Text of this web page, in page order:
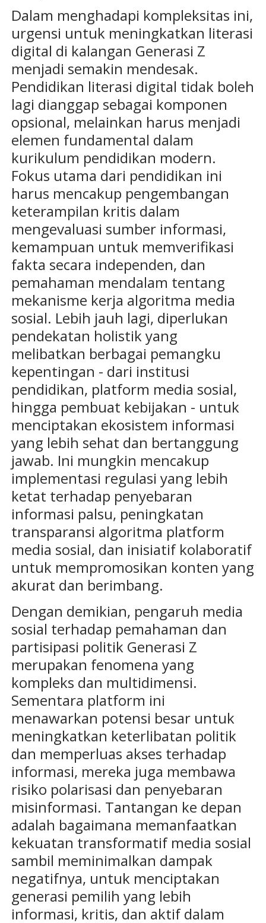
Dalam menghadapi kompleksitas ini,
urgensi untuk meningkatkan literasi
digital di kalangan Generasi Z
menjadi semakin mendesak.
Pendidikan literasi digital tidak boleh
lagi dianggap sebagai komponen
opsional, melainkan harus menjadi
elemen fundamental dalam
kurikulum pendidikan modern.
Fokus utama dari pendidikan ini
harus mencakup pengembangan
keterampilan kritis dalam
mengevaluasi sumber informasi,
kemampuan untuk memverifikasi
fakta secara independen, dan
pemahaman mendalam tentang
mekanisme kerja algoritma media
sosial. Lebih jauh lagi, diperlukan
pendekatan holistik yang
melibatkan berbagai pemangku
kepentingan - dari institusi
pendidikan, platform media sosial,
hingga pembuat kebijakan - untuk
menciptakan ekosistem informasi
yang lebih sehat dan bertanggung
jawab. Ini mungkin mencakup
implementasi regulasi yang lebih
ketat terhadap penyebaran
informasi palsu, peningkatan
transparansi algoritma platform
media sosial, dan inisiatif kolaboratif
untuk mempromosikan konten yang
akurat dan berimbang.
Dengan demikian, pengaruh media
sosial terhadap pemahaman dan
partisipasi politik Generasi Z
merupakan fenomena yang
kompleks dan multidimensi.
Sementara platform ini
menawarkan potensi besar untuk
meningkatkan keterlibatan politik
dan memperluas akses terhadap
informasi, mereka juga membawa
risiko polarisasi dan penyebaran
misinformasi. Tantangan ke depan
adalah bagaimana memanfaatkan
kekuatan transformatif media sosial
sambil meminimalkan dampak
negatifnya, untuk menciptakan
generasi pemilih yang lebih
informasi, kritis, dan aktif dalam